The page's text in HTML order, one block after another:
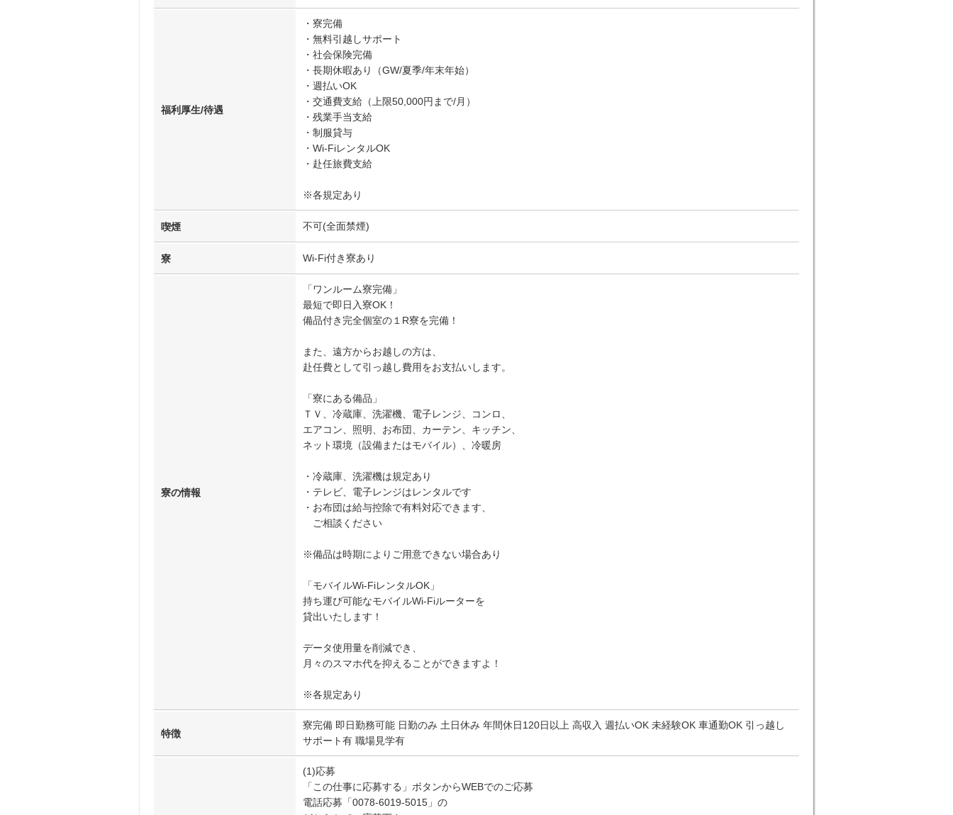
福利厚生/待遇
・寮完備
・無料引越しサポート
・社会保険完備
・長期休暇あり（GW/夏季/年末年始）
・週払いOK
・交通費支給（上限50,000円まで/月）
・残業手当支給
・制服貸与
・Wi-FiレンタルOK
・赴任旅費支給
※各規定あり
喫煙 不可(全面禁煙)
寮 Wi-Fi付き寮あり
寮の情報
「ワンルーム寮完備」
最短で即日入寮OK！
備品付き完全個室の１R寮を完備！
また、遠方からお越しの方は、
赴任費として引っ越し費用をお支払いします。
「寮にある備品」
ＴＶ、冷蔵庫、洗濯機、電子レンジ、コンロ、
エアコン、照明、お布団、カーテン、キッチン、
ネット環境（設備またはモバイル）、冷暖房
・冷蔵庫、洗濯機は規定あり
・テレビ、電子レンジはレンタルです
・お布団は給与控除で有料対応できます、
ご相談ください
※備品は時期によりご用意できない場合あり
「モバイルWi-FiレンタルOK」
持ち運び可能なモバイルWi-Fiルーターを
貸出いたします！
データ使用量を削減でき、
月々のスマホ代を抑えることができますよ！
※各規定あり
特徴
寮完備 即日勤務可能 日勤のみ 土日休み 年間休日120日以上 高収入 週払いOK 未経験OK 車通勤OK 引っ越し
サポート有 職場見学有
(1)応募
「この仕事に応募する」ボタンからWEBでのご応募
電話応募「0078-6019-5015」の